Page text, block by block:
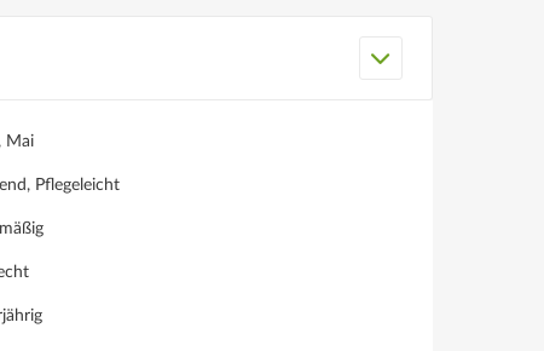
Mai
Pflegeleicht